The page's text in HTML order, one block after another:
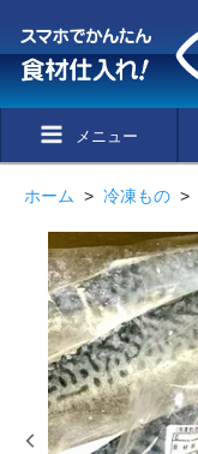
メニュー
ホーム > 冷凍もの >